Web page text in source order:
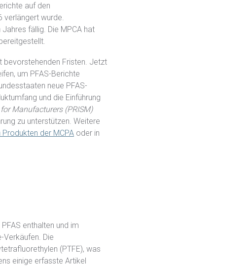
geprüfte und nutzbare Daten zur Produktkonformität in
RoHS
optimieren Sie Ihre Compliance.
Prop
65
Erfassen Sie Daten tief aus der Lieferkette, um
Kennzeichnungspflichten zu erfüllen.
PPWR-
DFARS
Spezialmetallezu erfüllen.
auf den
wurde.
fällig. Die MPCA hat
bevorstehenden Fristen. Jetzt
um PFAS-Berichte
neue PFAS-
und die Einführung
Manufacturers (PRISM)
zu unterstützen. Weitere
der MCPA oder in
enthalten und im
Verkäufen. Die
(PTFE), was
einige erfasste Artikel